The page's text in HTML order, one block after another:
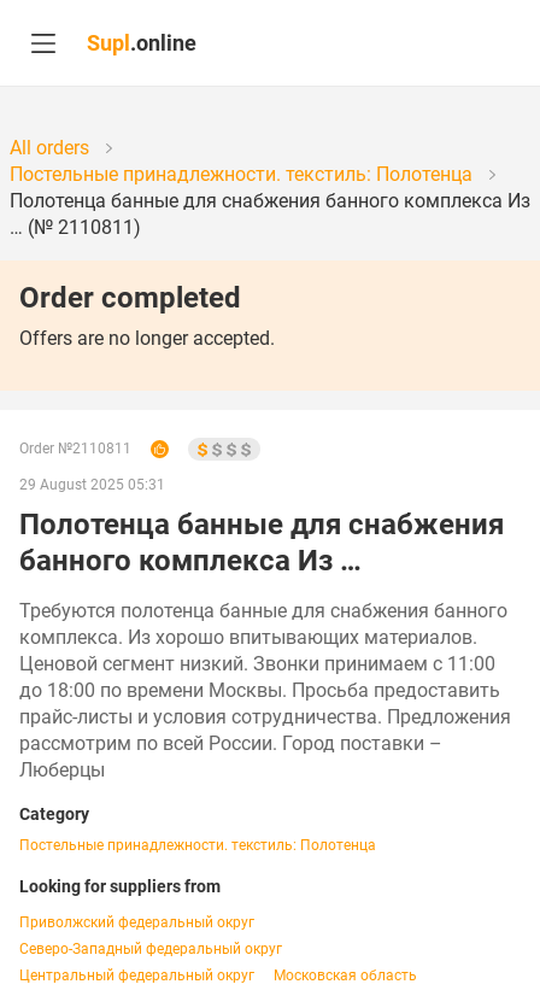
Supl .online
All orders
Постельные принадлежности. текстиль: Полотенца
Полотенца банные для снабжения банного комплекса Из
… (№ 2110811)
Order completed
Offers are no longer accepted.
Order №2110811
29 August 2025 05:31
Полотенца банные для снабжения
банного комплекса Из …
Требуются полотенца банные для снабжения банного
комплекса. Из хорошо впитывающих материалов.
Ценовой сегмент низкий. Звонки принимаем с 11:00
до 18:00 по времени Москвы. Просьба предоставить
прайс-листы и условия сотрудничества. Предложения
рассмотрим по всей России. Город поставки –
Люберцы
Category
Постельные принадлежности. текстиль: Полотенца
Looking for suppliers from
Приволжский федеральный округ
Северо-Западный федеральный округ
Центральный федеральный округ
Московская область